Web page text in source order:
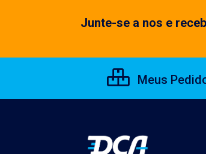
Junte-se a nos e
Meus